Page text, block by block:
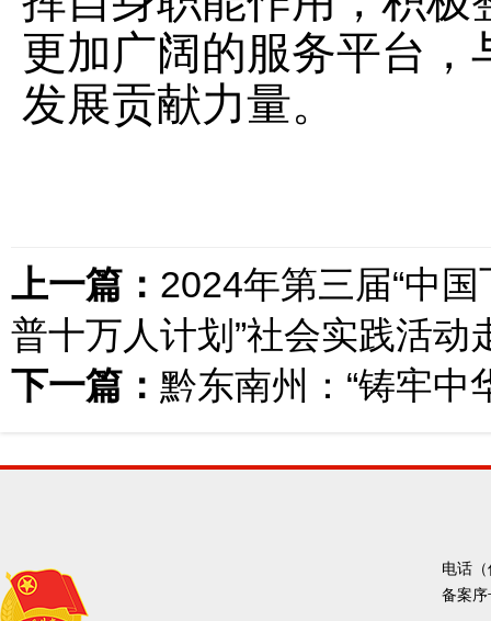
更加广阔的服务平台
发展贡献力量。
上一篇： 2024年第三届“中
普十万人计划”社会实践活动
下一篇： 黔东南州：“铸牢中
电话
备案序